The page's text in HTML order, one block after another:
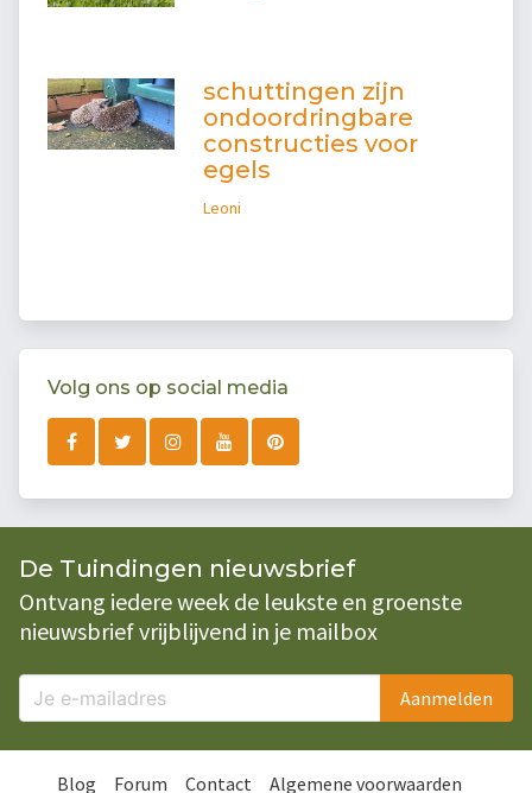
schuttingen zijn
ondoordringbare
constructies voor
egels
Leoni
Volg ons op social media
De Tuindingen nieuwsbrief
Ontvang iedere week de leukste en groenste
nieuwsbrief vrijblijvend in je mailbox
Aanmelden
Blog Forum Contact Algemene voorwaarden